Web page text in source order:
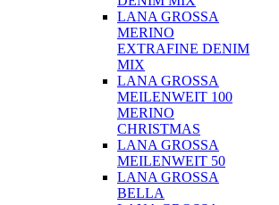
LANA GROSSA
MERINO
EXTRAFINE DENIM
MIX
LANA GROSSA
MEILENWEIT 100
MERINO
CHRISTMAS
LANA GROSSA
MEILENWEIT 50
LANA GROSSA
BELLA